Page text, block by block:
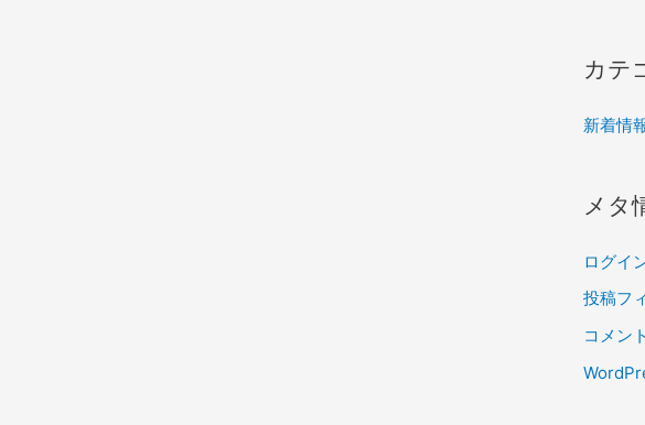
カテ
新着情
メタ
ログイ
投稿フ
コメン